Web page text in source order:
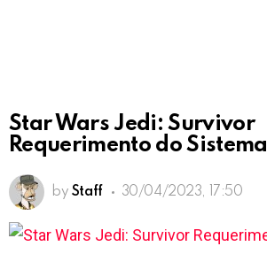
Star Wars Jedi: Survivor
Requerimento do Sistema
by Staff 30/04/2023, 17:50